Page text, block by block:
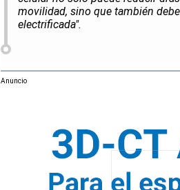
movilidad, sino que también
electrificada".
Anuncio